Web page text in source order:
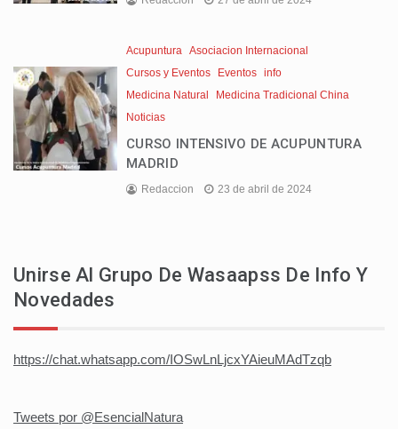
Acupuntura
Asociacion Internacional
Cursos y Eventos
Eventos info
Medicina Natural
Medicina Tradicional China
Noticias
CURSO INTENSIVO DE ACUPUNTURA
MADRID
Redaccion 23 de abril de 2024
Unirse Al Grupo De Wasaapss De Info Y
Novedades
https://chat.whatsapp.com/IOSwLnLjcxYAieuMAdTzqb
Tweets por @EsencialNatura